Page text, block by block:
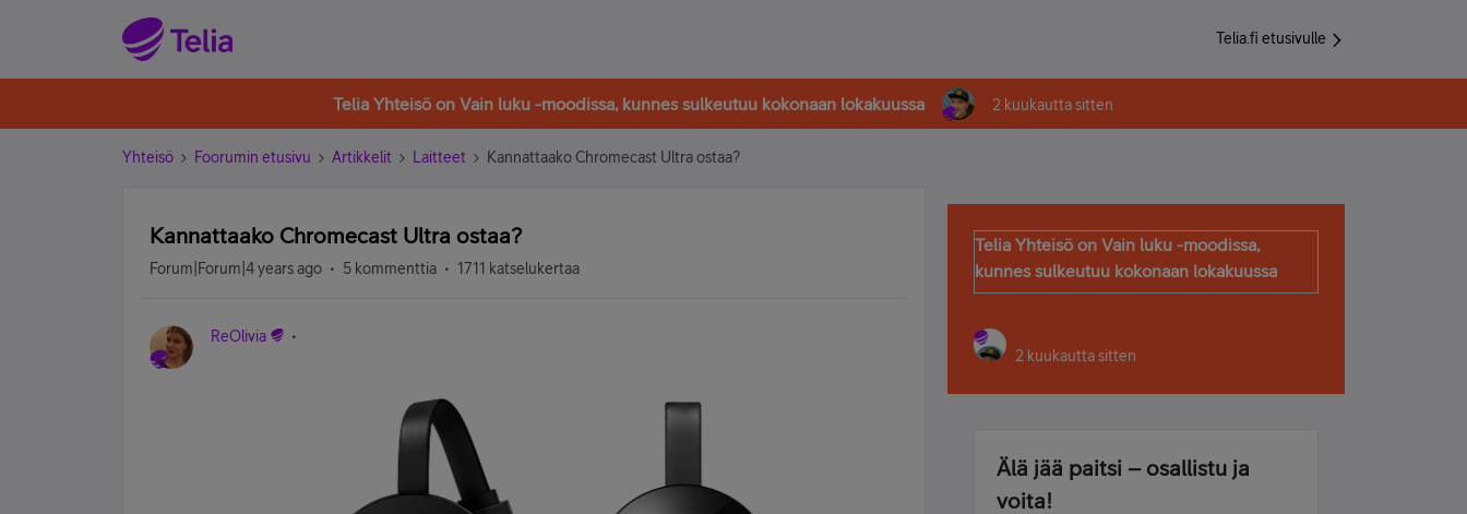
Telia.fi etusivulle
Telia Yhteisö on Vain luku -moodissa, kunnes sulkeutuu kokonaan lokakuussa 2 kuukautta sitten
Yhteisö Foorumin etusivu Artikkelit Laitteet Kannattaako Chromecast Ultra ostaa?
Kannattaako Chromecast Ultra ostaa?
Forum|Forum|4 years ago 5 kommenttia 1711 katselukertaa
ReOlivia
Telia Yhteisö on Vain luku -moodissa,
kunnes sulkeutuu kokonaan lokakuussa
2 kuukautta sitten
Älä jää paitsi – osallistu ja
voita!